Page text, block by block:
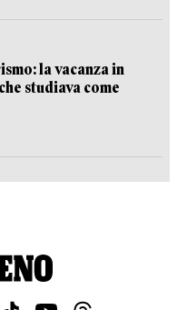
la vacanza in
studiava come